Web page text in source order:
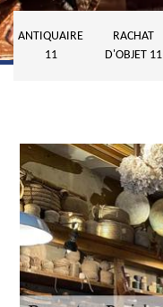
ANTIQUAIRE
11
RACHAT
D'OBJET 11